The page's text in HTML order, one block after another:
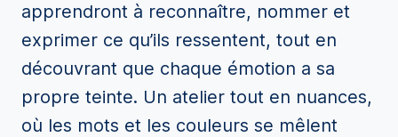
apprendront à reconnaître, nommer et
exprimer ce qu’ils ressentent, tout en
découvrant que chaque émotion a sa
propre teinte. Un atelier tout en nuances,
où les mots et les couleurs se mêlent